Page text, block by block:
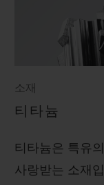
소재
티타늄
티타늄은 특유
사랑받는 소재